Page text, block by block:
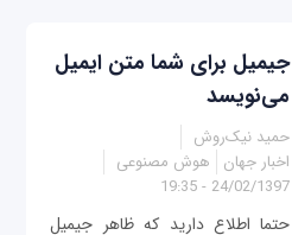
جیمیل برای شما متن ایمیل
می‌نویسد
حمید نیک‌روش
اخبار جهان
هوش مصنوعی
24/02/1397 - 19:35
حتما اطلاع دارید که ظاهر جیمیل